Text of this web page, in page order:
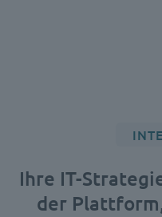
Ihre IT-
der